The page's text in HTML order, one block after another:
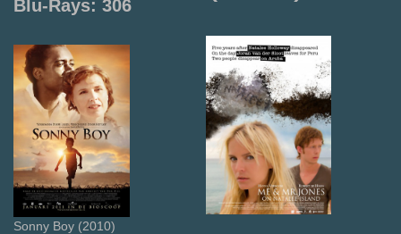
Blu-Rays: 306
Sonny Boy (2010)